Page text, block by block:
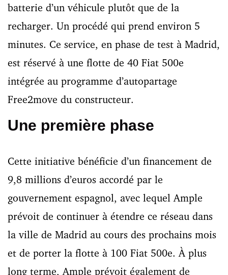
batterie d’un véhicule plutôt que de la
recharger. Un procédé qui prend environ 5
minutes. Ce service, en phase de test à Madrid,
est réservé à une flotte de 40 Fiat 500e
intégrée au programme d’autopartage
Free2move du constructeur.
Une première phase
Cette initiative bénéficie d’un financement de
9,8 millions d’euros accordé par le
gouvernement espagnol, avec lequel Ample
prévoit de continuer à étendre ce réseau dans
la ville de Madrid au cours des prochains mois
et de porter la flotte à 100 Fiat 500e. À plus
long terme, Ample prévoit également de